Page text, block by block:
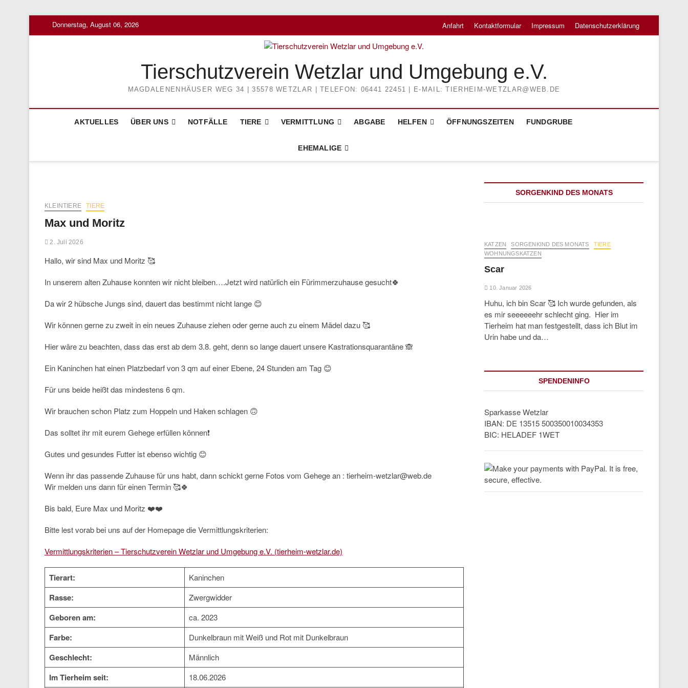
Donnerstag, August 06, 2026 Anfahrt Kontaktformular Impressum Datenschutzerklärung
Tierschutzverein Wetzlar und Umgebung e.V.
MAGDALENENHÄUSER WEG 34 | 35578 WETZLAR | TELEFON: 06441 22451 | E-MAIL: TIERHEIM-WETZLAR@WEB.DE
AKTUELLES ÜBER UNS NOTFÄLLE TIERE VERMITTLUNG ABGABE HELFEN ÖFFNUNGSZEITEN FUNDGRUBE
EHEMALIGE
KLEINTIERE TIERE
Max und Moritz
2. Juli 2026
Hallo, wir sind Max und Moritz 🥰
In unserem alten Zuhause konnten wir nicht bleiben….Jetzt wird natürlich ein Fürimmerzuhause gesucht🍀
Da wir 2 hübsche Jungs sind, dauert das bestimmt nicht lange 😊
Wir können gerne zu zweit in ein neues Zuhause ziehen oder gerne auch zu einem Mädel dazu 🥰
Hier wäre zu beachten, dass das erst ab dem 3.8. geht, denn so lange dauert unsere Kastrationsquarantäne 🙈
Ein Kaninchen hat einen Platzbedarf von 3 qm auf einer Ebene, 24 Stunden am Tag 😊
Für uns beide heißt das mindestens 6 qm.
Wir brauchen schon Platz zum Hoppeln und Haken schlagen 🙃
Das solltet ihr mit eurem Gehege erfüllen können❗
Gutes und gesundes Futter ist ebenso wichtig 😊
Wenn ihr das passende Zuhause für uns habt, dann schickt gerne Fotos vom Gehege an : tierheim-wetzlar@web.de
Wir melden uns dann für einen Termin 🥰🍀
Bis bald, Eure Max und Moritz ❤️❤️
Bitte lest vorab bei uns auf der Homepage die Vermittlungskriterien:
Vermittlungskriterien – Tierschutzverein Wetzlar und Umgebung e.V. (tierheim-wetzlar.de)
Tierart: Kaninchen
Rasse: Zwergwidder
Geboren am: ca. 2023
Farbe: Dunkelbraun mit Weiß und Rot mit Dunkelbraun
Geschlecht: Männlich
Im Tierheim seit: 18.06.2026
SORGENKIND DES MONATS
KATZEN SORGENKIND DES MONATS
TIERE
WOHNUNGSKATZEN
Scar
10. Januar 2026
Huhu, ich bin Scar 🥰 Ich wurde gefunden, als
es mir seeeeeehr schlecht ging. Hier im
Tierheim hat man festgestellt, dass ich Blut im
Urin habe und da…
SPENDENINFO
Sparkasse Wetzlar
IBAN: DE 13515 500350010034353
BIC: HELADEF 1WET